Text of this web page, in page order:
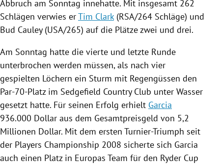
Abbruch am Sonntag innehatte. Mit insgesamt 262
Schlägen verwies erTim Clark(RSA/264 Schläge) und
Bud Cauley (USA/265) auf die Plätze zwei und drei.
Am Sonntag hatte die vierte und letzte Runde
unterbrochen werden müssen, als nach vier
gespielten Löchern ein Sturm mit Regengüssen den
Par-70-Platz im Sedgefield Country Club unter Wasser
gesetzt hatte. Für seinen Erfolg erhielt Garcia
936.000 Dollar aus dem Gesamtpreisgeld von 5,2
Millionen Dollar. Mit dem ersten Turnier-Triumph seit
der Players Championship 2008 sicherte sich Garcia
auch einen Platz in Europas Team für den Ryder Cup